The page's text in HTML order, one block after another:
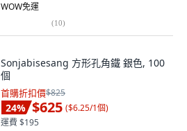
WOW免運
(10)
Sonjabisesang 方形孔角鐵 銀色, 100
個
首購折扣價$825
24% $625 ($6.25/1個)
運費 $195